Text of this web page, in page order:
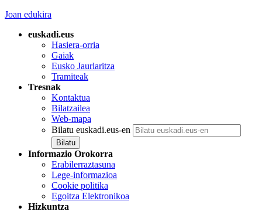
Joan edukira
euskadi.eus
Hasiera-orria
Gaiak
Eusko Jaurlaritza
Tramiteak
Tresnak
Kontaktua
Bilatzailea
Web-mapa
Bilatu euskadi.eus-en
Informazio Orokorra
Erabilerraztasuna
Lege-informazioa
Cookie politika
Egoitza Elektronikoa
Hizkuntza